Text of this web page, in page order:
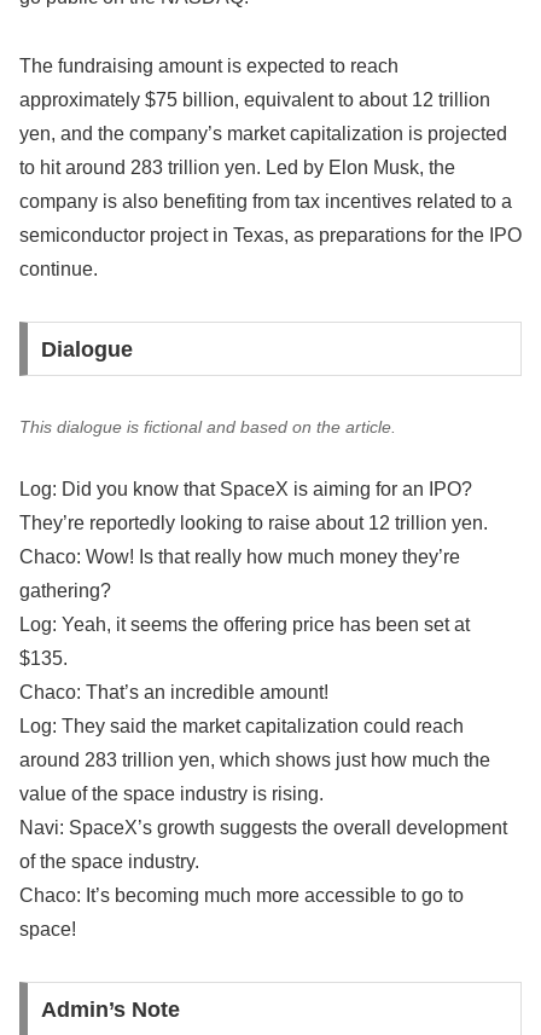
The fundraising amount is expected to reach
approximately $75 billion, equivalent to about 12 trillion
yen, and the company’s market capitalization is projected
to hit around 283 trillion yen. Led by Elon Musk, the
company is also benefiting from tax incentives related to a
semiconductor project in Texas, as preparations for the IPO
continue.
Dialogue
This dialogue is fictional and based on the article.
Log: Did you know that SpaceX is aiming for an IPO?
They’re reportedly looking to raise about 12 trillion yen.
Chaco: Wow! Is that really how much money they’re
gathering?
Log: Yeah, it seems the offering price has been set at
$135.
Chaco: That’s an incredible amount!
Log: They said the market capitalization could reach
around 283 trillion yen, which shows just how much the
value of the space industry is rising.
Navi: SpaceX’s growth suggests the overall development
of the space industry.
Chaco: It’s becoming much more accessible to go to
space!
Admin’s Note